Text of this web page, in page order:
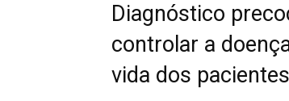
Diagnóstico
controlar a
vida dos pacientes